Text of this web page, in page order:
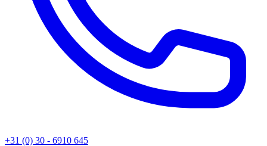
+31 (0) 30 - 6910 645